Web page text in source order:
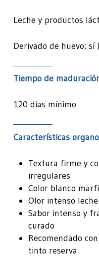
Leche y productos
Derivado de huevo: sí
Tiempo de
120 días mínimo
Características
Textura firme y
irregulares
Color blanco
Olor intenso
Sabor intenso y
curado
Recomendado
tinto reserva